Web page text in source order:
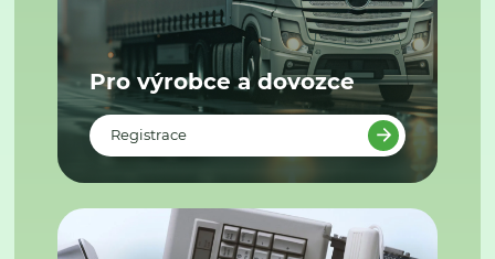
Pro výrobce a dovozce
Registrace